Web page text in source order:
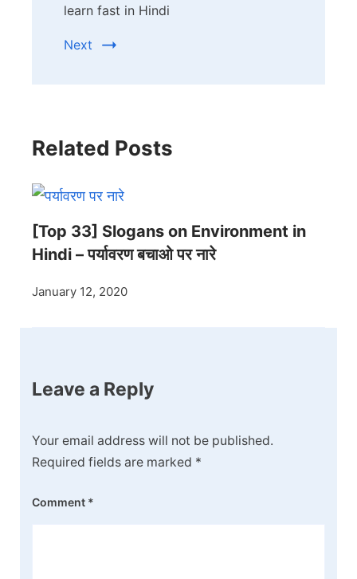
learn fast in Hindi
Next
Related Posts
[Top 33] Slogans on Environment in
Hindi – पर्यावरण बचाओ पर नारे
January 12, 2020
Leave a Reply
Your email address will not be published.
Required fields are marked *
Comment *